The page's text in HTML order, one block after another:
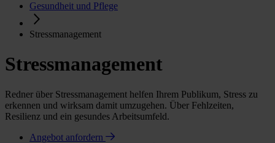
Gesundheit und Pflege
Stressmanagement
Stressmanagement
Redner über Stressmanagement helfen Ihrem Publikum, Stress zu
erkennen und wirksam damit umzugehen. Über Fehlzeiten,
Resilienz und ein gesundes Arbeitsumfeld.
Angebot anfordern